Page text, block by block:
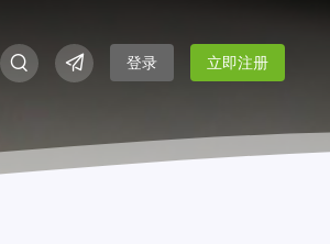
登录 立即注册